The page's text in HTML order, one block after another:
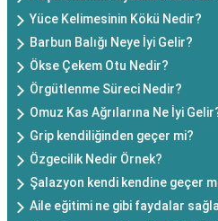
Yüce Kelimesinin Kökü Nedir?
Barbun Balığı Neye İyi Gelir?
Ökse Çekem Otu Nedir?
Örgütlenme Süreci Nedir?
Omuz Kas Ağrılarına Ne İyi
Grip kendiliğinden geçer mi?
Özgecilik Nedir Örnek?
Şalazyon kendi kendine geçer
Aile eğitimi ne gibi faydalar